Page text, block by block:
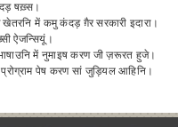
षख़्स।
में कमु कंदड़ ग़ैर सरकारी इदारा।
ऐजन्सियूं।
भाषाउनि में नुमाइष करण जी ज़रूरत हुजे।
पेष करण सां जुड़ियल आहिनि।